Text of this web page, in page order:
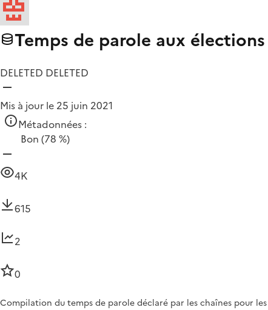
Temps de parole aux
DELETED DELETED
Mis à jour le 25 juin 2021
Métadonnées :
Bon (78 %)
4K
615
2
0
Compilation du temps de parole déclaré par les chaînes pour